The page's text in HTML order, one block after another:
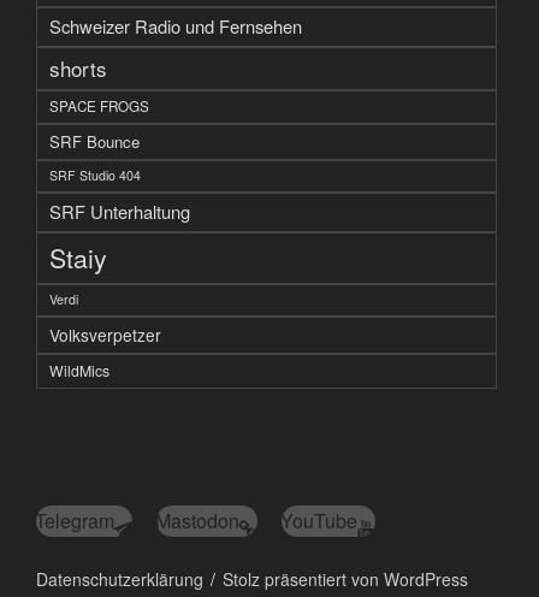
Schweizer Radio und Fernsehen
shorts
SPACE FROGS
SRF Bounce
SRF Studio 404
SRF Unterhaltung
Staiy
Verdi
Volksverpetzer
WildMics
Telegram Mastodon YouTube
Datenschutzerklärung Stolz präsentiert von WordPress